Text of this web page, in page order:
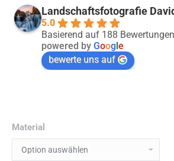
Landschaftsfotografie
5.0
Basierend auf 188 Bewertungen
powered by Google
bewerte uns auf
Material